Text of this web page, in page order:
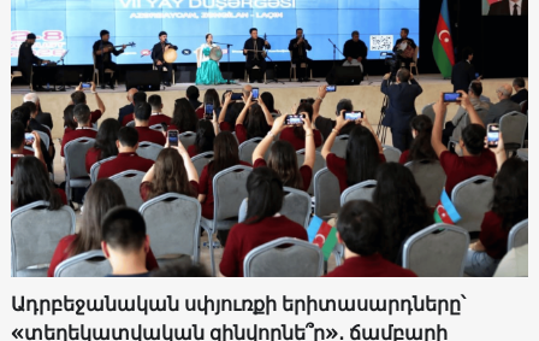
Ադրբեջանական սփյուռքի երիտասարդները՝
«տեղեկատվական զինվորնե՞ր»․ ճամբարի